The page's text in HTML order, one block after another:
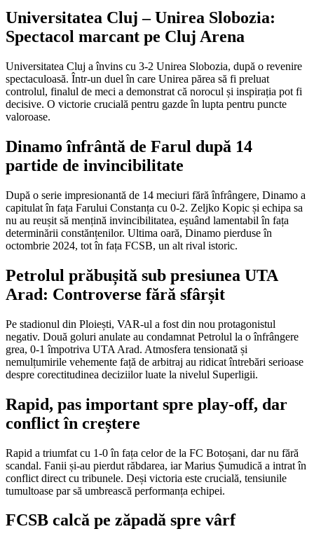
Universitatea Cluj – Unirea Slobozia:
Spectacol marcant pe Cluj Arena
Universitatea Cluj a învins cu 3-2 Unirea Slobozia, după o revenire
spectaculoasă. Într-un duel în care Unirea părea să fi preluat
controlul, finalul de meci a demonstrat că norocul și inspirația pot fi
decisive. O victorie crucială pentru gazde în lupta pentru puncte
valoroase.
Dinamo înfrântă de Farul după 14
partide de invincibilitate
După o serie impresionantă de 14 meciuri fără înfrângere, Dinamo a
capitulat în fața Farului Constanța cu 0-2. Zeljko Kopic și echipa sa
nu au reușit să mențină invincibilitatea, eșuând lamentabil în fața
determinării constănțenilor. Ultima oară, Dinamo pierduse în
octombrie 2024, tot în fața FCSB, un alt rival istoric.
Petrolul prăbușită sub presiunea UTA
Arad: Controverse fără sfârșit
Pe stadionul din Ploiești, VAR-ul a fost din nou protagonistul
negativ. Două goluri anulate au condamnat Petrolul la o înfrângere
grea, 0-1 împotriva UTA Arad. Atmosfera tensionată și
nemulțumirile vehemente față de arbitraj au ridicat întrebări serioase
despre corectitudinea deciziilor luate la nivelul Superligii.
Rapid, pas important spre play-off, dar
conflict în creștere
Rapid a triumfat cu 1-0 în fața celor de la FC Botoșani, dar nu fără
scandal. Fanii și-au pierdut răbdarea, iar Marius Șumudică a intrat în
conflict direct cu tribunele. Deși victoria este crucială, tensiunile
tumultoase par să umbrească performanța echipei.
FCSB calcă pe zăpadă spre vârf